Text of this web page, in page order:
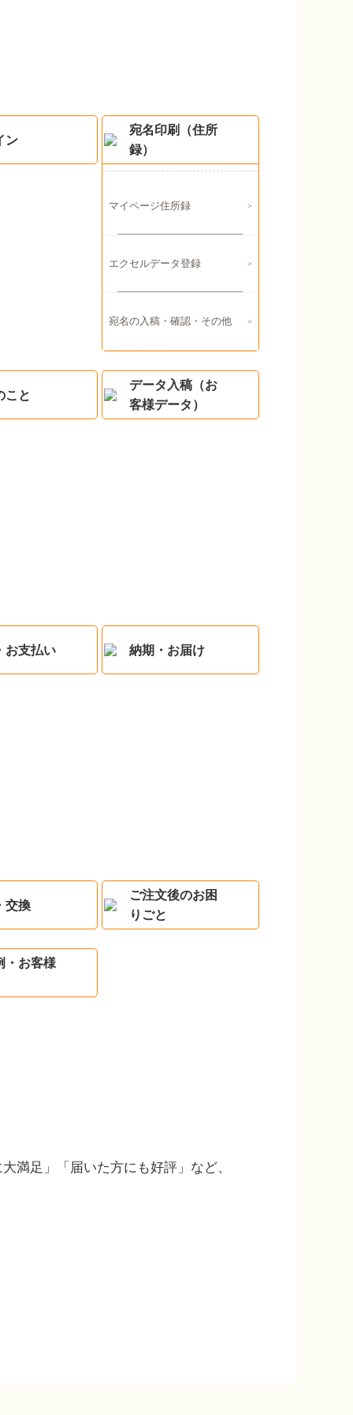
ン
宛名印刷（住所
録）
マイページ住所録
エクセルデータ登録
宛名の入稿・確認・その他
こと
データ入稿（お
客様データ）
お支払い 納期・お届け
交換
ご注文後のお困
りごと
・お客様
満足」「届いた方にも好評」など、